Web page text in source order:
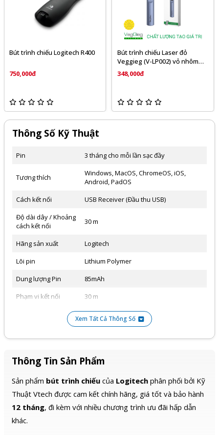
Bút trình chiếu Logitech R400
750,000đ
Bút trình chiếu Laser đỏ
Veggieg (V-LP002) vỏ nhôm
cao cấp
348,000đ
Thông Tin Sản Phẩm
Sản phẩm bút trình chiếu của Logitech phân phối bởi Kỹ
Thuật Vtech được cam kết chính hãng, giá tốt và bảo hành
12 tháng, đi kèm với nhiều chương trình ưu đãi hấp dẫn
khác.
Thông Số Kỹ Thuật
Pin 3 tháng cho mỗi lần sạc đầy
Tương thích
Windows, MacOS, ChromeOS, iOS,
Android, PadOS
Cách kết nối
USB Receiver (Đầu thu USB)
Độ dài dây / Khoảng
cách kết nối
30 m
Hãng sản xuất
Logitech
Lõi pin
Lithium Polymer
Dung lượng Pin
85mAh
Phạm vi kết nối
30 m
Quản lý thời gian khi trình chiếu và
thông báo qua chế độ rung
Xem Tất Cả Thông Số